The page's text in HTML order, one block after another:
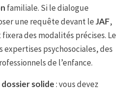
familiale. Si le dialogue
une requête devant leJAF,
des modalités précises. Le
psychosociales, des
de l’enfance.
solide: vous devez